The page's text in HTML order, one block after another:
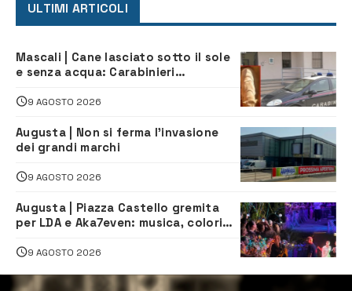
ULTIMI ARTICOLI
Mascali | Cane lasciato sotto il sole
e senza acqua: Carabinieri
9 AGOSTO 2026
Augusta | Non si ferma l’invasione
dei grandi marchi
9 AGOSTO 2026
Augusta | Piazza Castello gremita
per LDA e Aka7even: musica, colori
9 AGOSTO 2026